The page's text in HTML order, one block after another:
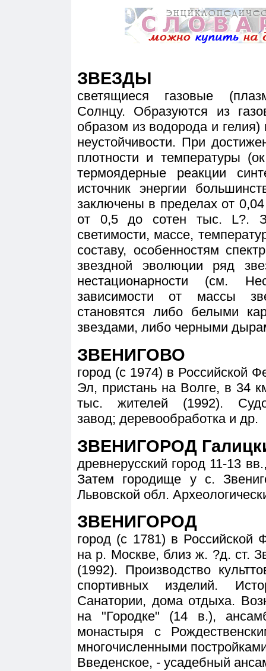
ЗВЕЗДЫ
светящиеся газовые
Солнцу. Образуются из
образом из водорода и гелия)
неустойчивости. При
плотности и температуры
термоядерные реакции
источник энергии
заключены в пределах от
от 0,5 до сотен тыс. L?.
светимости, массе,
составу, особенностям
звездной эволюции ряд
нестационарности (см.
зависимости от массы
становятся либо белыми
звездами, либо черными
ЗВЕНИГОВО
город (с 1974) в Российской
Эл, пристань на Волге, в 34
тыс. жителей (1992).
завод; деревообработка и др.
ЗВЕНИГОРОД
древнерусский город 11-13
Затем городище у с.
Львовской обл.
ЗВЕНИГОРОД
город (с 1781) в Российской
на р. Москве, близ ж. ?д. ст.
(1992). Производство
спортивных изделий.
Санатории, дома отдыха.
на "Городке" (14 в.),
монастыря с
многочисленными
Введенское, - усадебный